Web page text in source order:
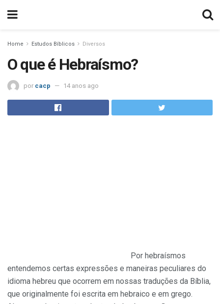
Home Estudos Bíblicos Diversos
O que é Hebraísmo?
por cacp 14 anos ago
Por hebraísmos
entendemos certas expressões e maneiras peculiares do
idioma hebreu que ocorrem em nossas traduções da Bíblia,
que originalmente foi escrita em hebraico e em grego.